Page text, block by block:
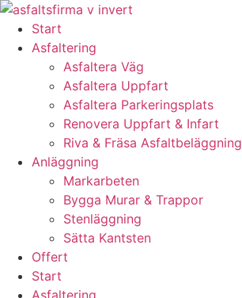
Skip
content
Start
Asfaltering
Asfaltera Väg
Asfaltera Uppfart
Asfaltera Parkeringsplats
Renovera Uppfart & Infart
Riva & Fräsa Asfaltbeläggning
Anläggning
Markarbeten
Bygga Murar & Trappor
Stenläggning
Sätta Kantsten
Offert
Start
Asfaltering